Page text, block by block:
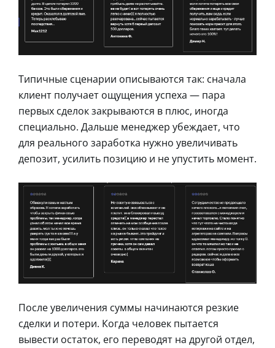
Типичные сценарии описываются так: сначала
клиент получает ощущения успеха — пара
первых сделок закрываются в плюс, иногда
специально. Дальше менеджер убеждает, что
для реального заработка нужно увеличивать
депозит, усилить позицию и не упустить момент.
После увеличения суммы начинаются резкие
сделки и потери. Когда человек пытается
вывести остаток, его переводят на другой отдел,